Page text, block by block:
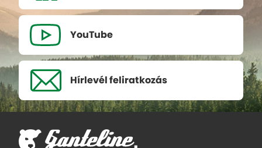
YouTube
Hírlevél feliratkozás